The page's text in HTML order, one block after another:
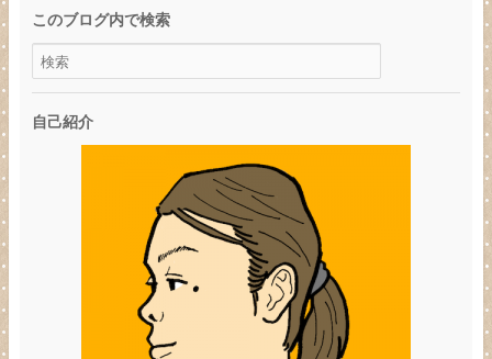
このブログ内で検索
自己紹介